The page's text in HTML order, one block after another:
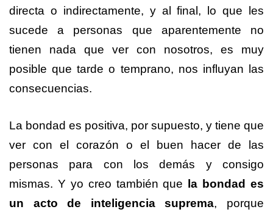
directa o indirectamente, y al final, lo que les
sucede a personas que aparentemente no
tienen nada que ver con nosotros, es muy
posible que tarde o temprano, nos influyan las
consecuencias.
La bondad es positiva, por supuesto, y tiene que
ver con el corazón o el buen hacer de las
personas para con los demás y consigo
mismas. Y yo creo también que
la bondad es
un acto de inteligencia suprema, porque